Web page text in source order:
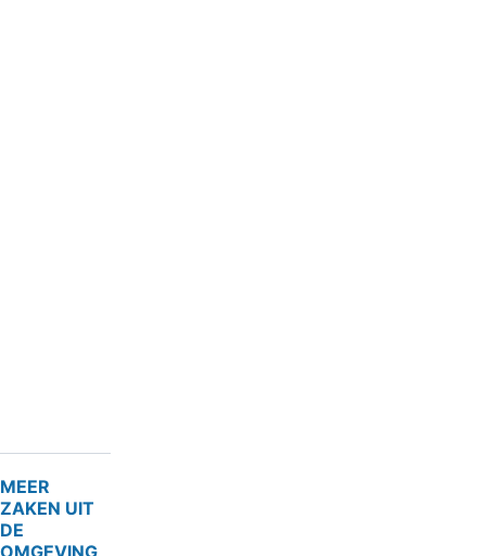
MEER
ZAKEN UIT
DE
OMGEVING